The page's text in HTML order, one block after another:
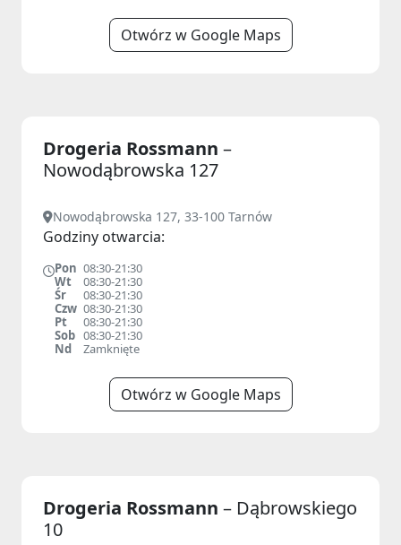
Otwórz w Google Maps
Drogeria Rossmann –
Nowodąbrowska 127
Nowodąbrowska 127, 33-100 Tarnów
Godziny otwarcia:
Pon 08:30-21:30
Wt
08:30-21:30
Śr
08:30-21:30
Czw 08:30-21:30
Pt
08:30-21:30
Sob 08:30-21:30
Nd
Zamknięte
Otwórz w Google Maps
Drogeria Rossmann – Dąbrowskiego
10